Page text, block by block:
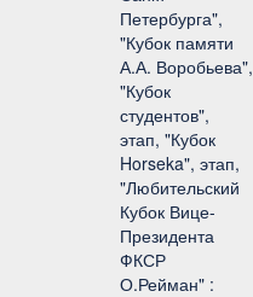
Петербурга",
"Кубок памяти
А.А. Воробьева",
"Кубок
студентов",
этап, "Кубок
Horseka", этап,
"Любительский
Кубок Вице-
Президента
ФКСР
О.Рейман" :